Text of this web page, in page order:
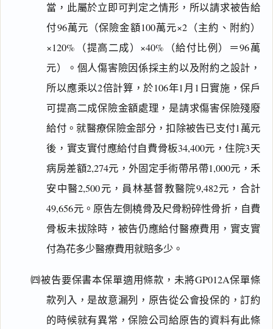
當，此屬於立即可判定之情形，所以請求被告給
付96萬元（保險金額100萬元×2（主約、附約）
×120%（提高二成）×40%（給付比例）＝96萬
元）。個人傷害險因係採主約以及附約之設計，
所以應乘以2倍計算，於106年1月1日實施，保戶
可提高二成保險金額處理，是請求傷害保險殘廢
給付。就醫療保險金部分，扣除被告已支付1萬元
後，實支實付應給付自費骨板34,400元，住院3天
病房差額2,274元，外固定手術帶吊帶1,000元，禾
安中醫2,500元，員林基督教醫院9,482元，合計
49,656元。原告左側橈骨及尺骨粉碎性骨折，自費
骨板未拔除時，被告仍應給付醫療費用，實支實
付為花多少醫療費用就賠多少。
㈣被告要保書本保單適用條款，未將GP012A保單條
款列入，是故意漏列，原告從公會投保的，訂約
的時候就有異常，保險公司給原告的資料有此條